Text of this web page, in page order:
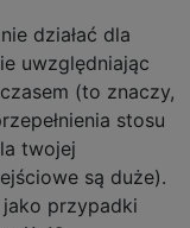
działać dla
uwzględniając
(to znaczy,
stosu
twojej
są duże).
przypadki